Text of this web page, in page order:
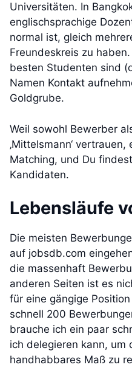
Universitäten. In
englischsprachige
normal ist, gleich
Freundeskreis zu
besten Studenten sind
Namen Kontakt
Goldgrube.
Weil sowohl Bewerber
‚Mittelsmann‘
Matching, und Du
Kandidaten.
Lebensläufe
Die meisten
auf jobsdb.com
die massenhaft
anderen Seiten ist es
für eine gängige Position
schnell 200
brauche ich ein paar
ich delegieren kann, um
handhabbares Maß zu